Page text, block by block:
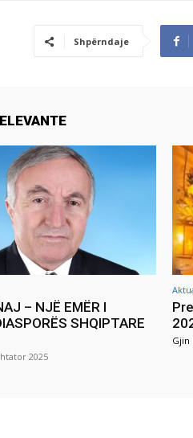
Shpërndaje
– NJË EMËR I
SHQIPTARE
2025
Gjin